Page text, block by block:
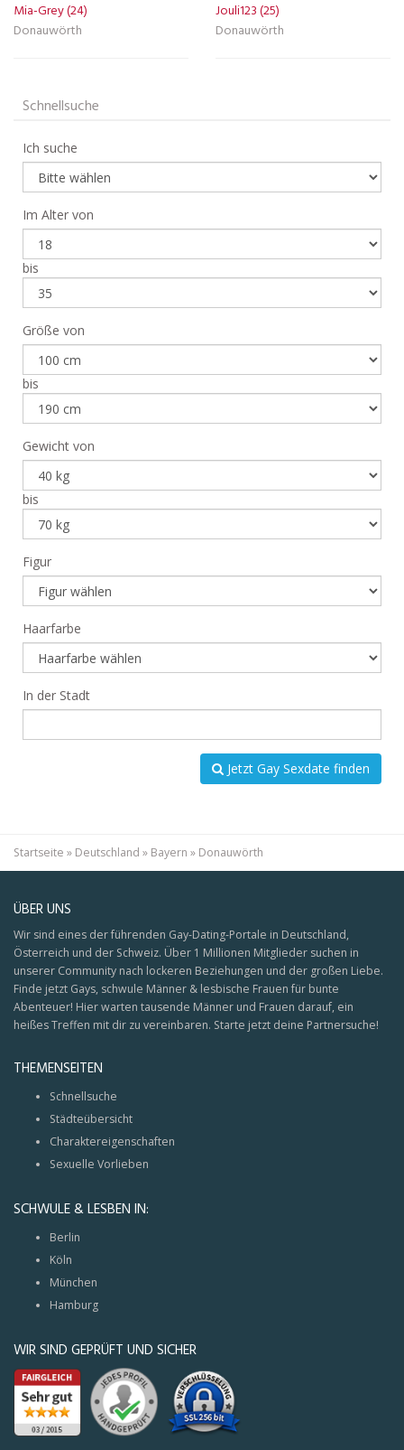
Mia-Grey (24)
Donauwörth
Jouli123 (25)
Donauwörth
Schnellsuche
Ich suche
Im Alter von
bis
Größe von
bis
Gewicht von
bis
Figur
Haarfarbe
In der Stadt
Jetzt Gay Sexdate finden
Startseite » Deutschland » Bayern » Donauwörth
ÜBER UNS
Wir sind eines der führenden Gay-Dating-Portale in Deutschland,
Österreich und der Schweiz. Über 1 Millionen Mitglieder suchen in
unserer Community nach lockeren Beziehungen und der großen Liebe.
Finde jetzt Gays, schwule Männer & lesbische Frauen für bunte
Abenteuer! Hier warten tausende Männer und Frauen darauf, ein
heißes Treffen mit dir zu vereinbaren. Starte jetzt deine Partnersuche!
THEMENSEITEN
Schnellsuche
Städteübersicht
Charaktereigenschaften
Sexuelle Vorlieben
SCHWULE & LESBEN IN:
Berlin
Köln
München
Hamburg
WIR SIND GEPRÜFT UND SICHER